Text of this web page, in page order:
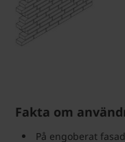
Fakta om
På engoberat